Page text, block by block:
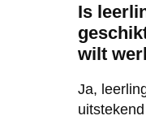
Is
wilt
Ja,